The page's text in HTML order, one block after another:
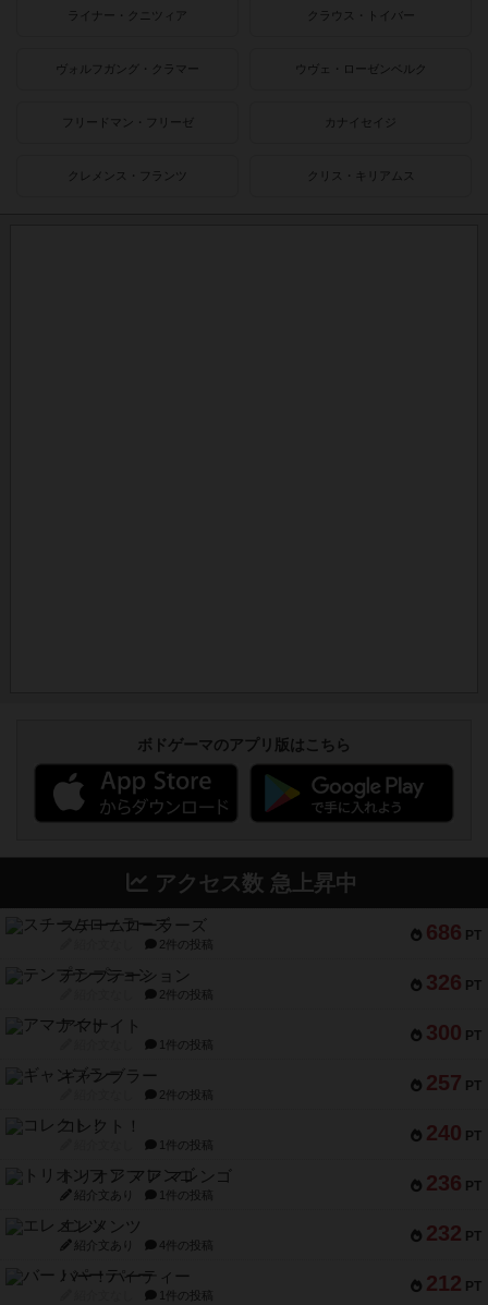
ライナー・クニツィア クラウス・トイバー
ヴォルフガング・クラマー ウヴェ・ローゼンベルク
フリードマン・フリーゼ カナイセイジ
クレメンス・フランツ クリス・キリアムス
ボドゲーマのアプリ版はこちら
アクセス数 急上昇中
686 PT
スチームローラーズ
2件の投稿
326 PT
テンプテーション
2件の投稿
300 PT
アマナイト
1件の投稿
257 PT
ギャンブラー
2件の投稿
240 PT
コレクト！
1件の投稿
236 PT
トリオンフ ア マレンゴ
紹介文あり 1件の投稿
232 PT
エレメンツ
紹介文あり 4件の投稿
212 PT
バー！パーティー
1件の投稿